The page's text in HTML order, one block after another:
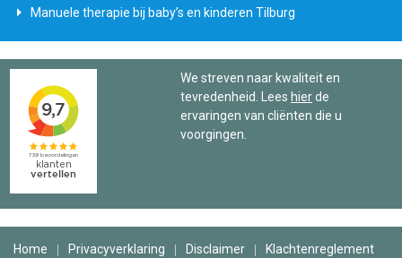
Manuele therapie bij baby’s en kinderen Tilburg
We streven naar kwaliteit en
tevredenheid. Lees hierde
ervaringen van cliënten die u
voorgingen.
Home Privacyverklaring Disclaimer Klachtenreglement